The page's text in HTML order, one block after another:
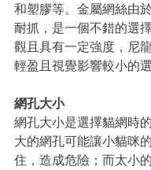
和塑膠等。金屬網絲由
耐抓，是一個不錯的選
觀且具有一定強度，尼
輕盈且視覺影響較小的選
網孔大小
網孔大小是選擇貓網時
大的網孔可能讓小貓咪
住，造成危險；而太小